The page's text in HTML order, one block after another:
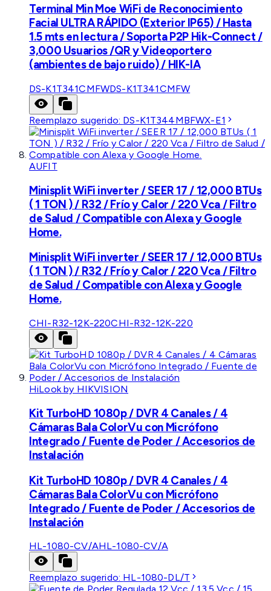
Terminal Min Moe WiFi de Reconocimiento
Facial ULTRA RÁPIDO (Exterior IP65) / Hasta
1.5 mts en lectura / Soporta P2P Hik-Connect /
3,000 Usuarios /QR y Videoportero
(ambientes de bajo ruido) / HIK-IA
DS-K1T341CMFWDS-K1T341CMFW
Reemplazo sugerido: DS-K1T344MBFWX-E1
AUFIT
Minisplit WiFi inverter / SEER 17 / 12,000 BTUs
( 1 TON ) / R32 / Frío y Calor / 220 Vca / Filtro
de Salud / Compatible con Alexa y Google
Home.
Minisplit WiFi inverter / SEER 17 / 12,000 BTUs
( 1 TON ) / R32 / Frío y Calor / 220 Vca / Filtro
de Salud / Compatible con Alexa y Google
Home.
CHI-R32-12K-220CHI-R32-12K-220
HiLook by HIKVISION
Kit TurboHD 1080p / DVR 4 Canales / 4
Cámaras Bala ColorVu con Micrófono
Integrado / Fuente de Poder / Accesorios de
Instalación
Kit TurboHD 1080p / DVR 4 Canales / 4
Cámaras Bala ColorVu con Micrófono
Integrado / Fuente de Poder / Accesorios de
Instalación
HL-1080-CV/AHL-1080-CV/A
Reemplazo sugerido: HL-1080-DL/T